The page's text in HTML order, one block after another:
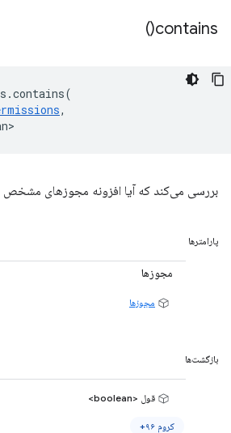
contains(
)
.contains(
,
بررسی می‌کند که آیا افزونه مجوزهای مشخص
پارامترها
مجوزها
مجوزها
بازگشت‌ها
قول <boolean>
کروم ۹۶+